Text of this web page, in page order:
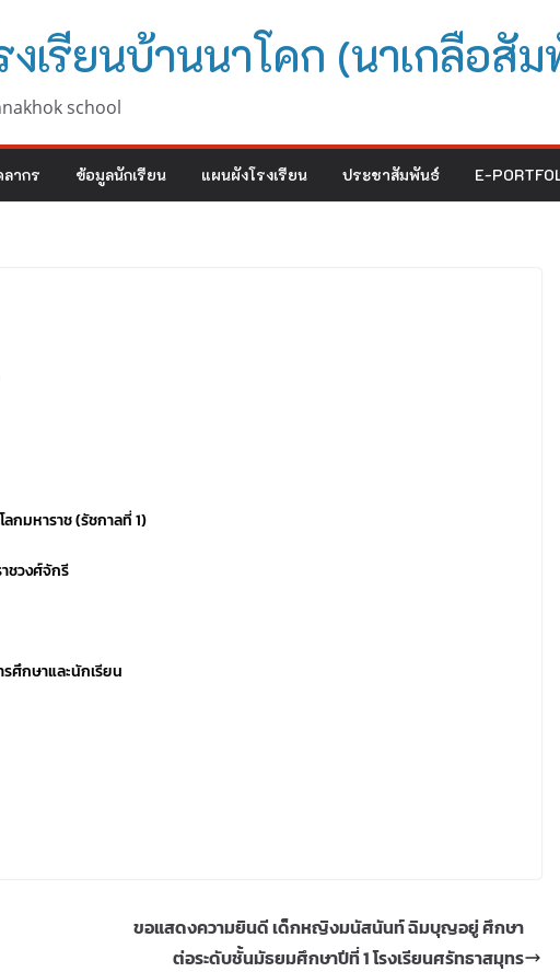
งเรียนบ้านนาโคก (นาเกลือสั
school
ากร ข้อมูลนักเรียน แผนผังโรงเรียน ประชาสัมพันธ์ E-
กมหาราช (รัชกาลที่ 1)
ชวงศ์จักรี
ศึกษาและนักเรียน
ขอแสดงความยินดี เด็กหญิงมนัสนันท์ ฉิมบุญอยู่ ศึกษา
ต่อระดับชั้นมัธยมศึกษาปีที่ 1 โรงเรียนศรัทธาสมุทร